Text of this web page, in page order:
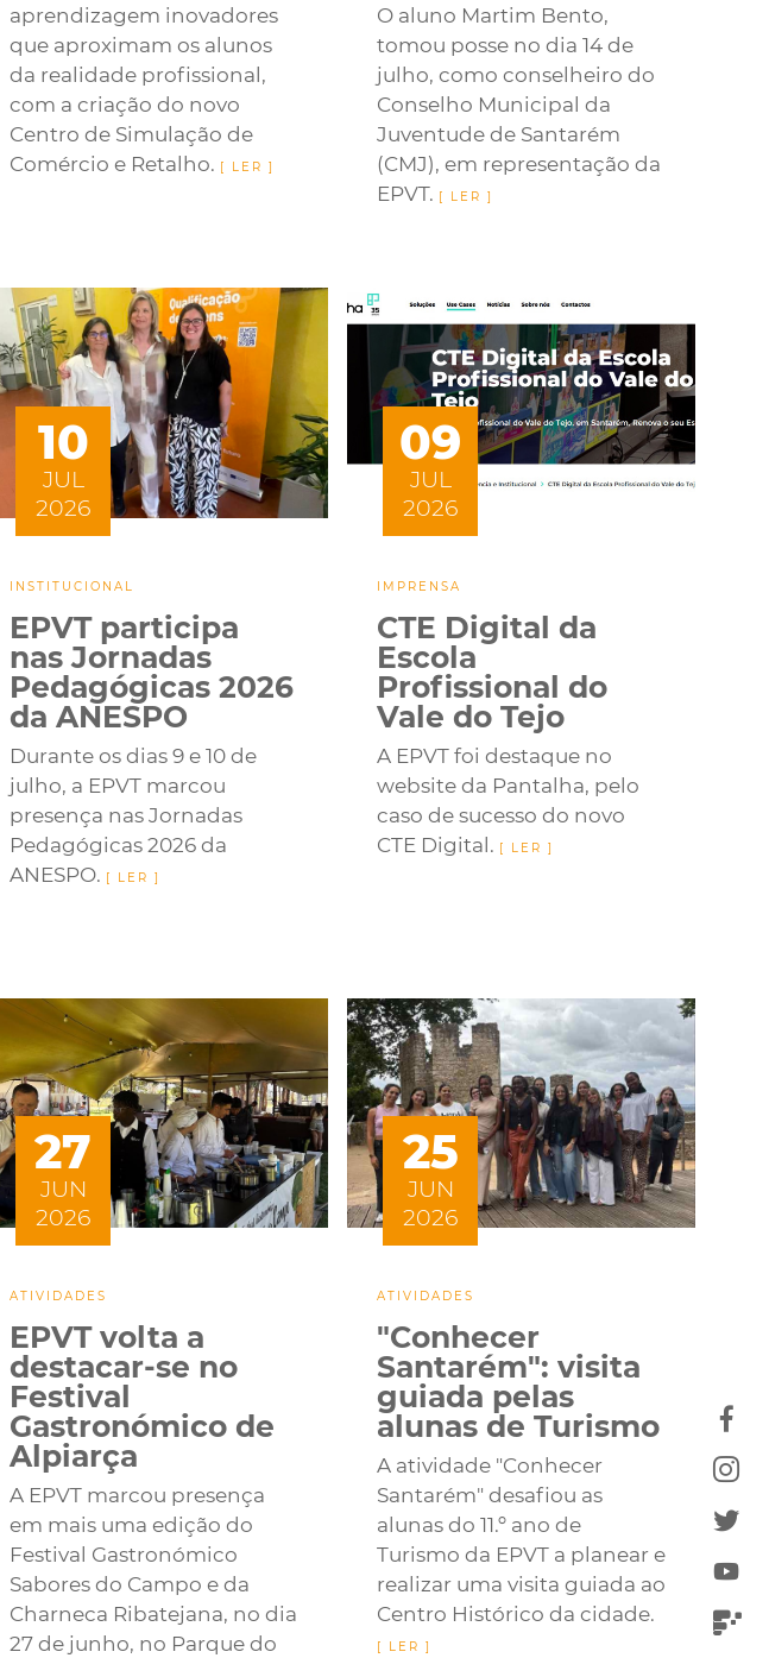
aprendizagem inovadores
que aproximam os alunos
da realidade profissional,
com a criação do novo
Centro de Simulação de
Comércio e Retalho.
O aluno Martim Bento,
tomou posse no dia 14 de
julho, como conselheiro do
Conselho Municipal da
Juventude de Santarém
(CMJ), em representação da
EPVT.
10
JUL
2026
INSTITUCIONAL
EPVT participa
nas Jornadas
Pedagógicas 2026
da ANESPO
Durante os dias 9 e 10 de
julho, a EPVT marcou
presença nas Jornadas
Pedagógicas 2026 da
ANESPO.
09
JUL
2026
IMPRENSA
CTE Digital da
Escola
Profissional do
Vale do Tejo
A EPVT foi destaque no
website da Pantalha, pelo
caso de sucesso do novo
CTE Digital.
27
JUN
2026
ATIVIDADES
EPVT volta a
destacar-se no
Festival
Gastronómico de
Alpiarça
A EPVT marcou presença
em mais uma edição do
Festival Gastronómico
Sabores do Campo e da
Charneca Ribatejana, no dia
27 de junho, no Parque do
25
JUN
2026
ATIVIDADES
"Conhecer
Santarém": visita
guiada pelas
alunas de Turismo
A atividade "Conhecer
Santarém" desafiou as
alunas do 11.º ano de
Turismo da EPVT a planear e
realizar uma visita guiada ao
Centro Histórico da cidade.